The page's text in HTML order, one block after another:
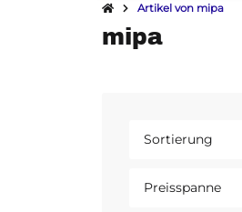
Artikel von mipa
mipa
Sortierung
Preisspanne